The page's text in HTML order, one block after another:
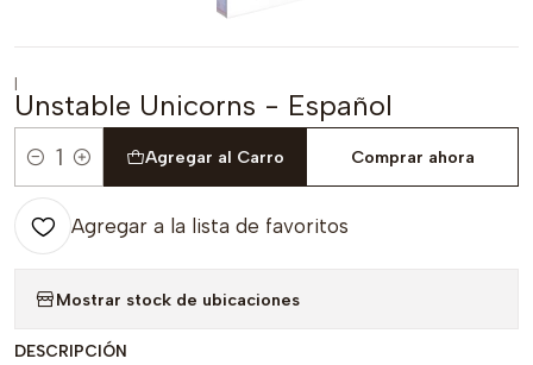
|
Unstable Unicorns - Español
Cantidad
Agregar al Carro Comprar ahora
Agregar a la lista de favoritos
Mostrar stock de ubicaciones
DESCRIPCIÓN